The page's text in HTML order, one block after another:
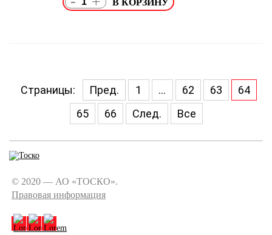
Страницы: Пред. 1 ... 62 63
64
65
66 След. Все
© 2020 — АО «ТОСКО».
Правовая информация